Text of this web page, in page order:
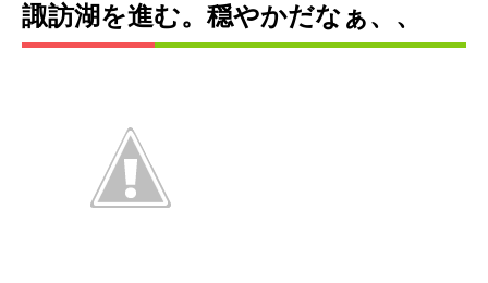
諏訪湖を進む。穏やかだなぁ、、